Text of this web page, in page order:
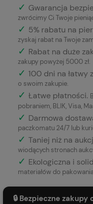
✓ Gwarancja
zwrócimy Ci Twoje
✓ 5% rabatu na
zyskaj rabat na Twoje
✓ Rabat na duże
zakupy powyżej 5000 zł.
✓ 100 dni na łatwy
o swoim zakupie.
✓ Łatwe płatności.
pobraniem, BLIK, Visa,
✓ Darmowa
paczkomatu 24/7 lub
✓ Taniej niż na
wiodących stronach
✓ Ekologiczna i
materiałów do
🔒 Bezpieczne zakupy